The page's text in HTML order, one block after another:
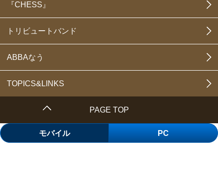
『CHESS』
トリビュートバンド
ABBAなう
TOPICS&LINKS
PAGE TOP
モバイル PC